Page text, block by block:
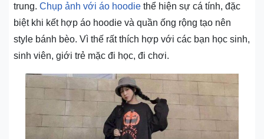
trung. Chụp ảnh với áo hoodie thể hiện sự cá tính, đặc
biệt khi kết hợp áo hoodie và quần ống rộng tạo nên
style bánh bèo. Vì thế rất thích hợp với các bạn học sinh,
sinh viên, giới trẻ mặc đi học, đi chơi.